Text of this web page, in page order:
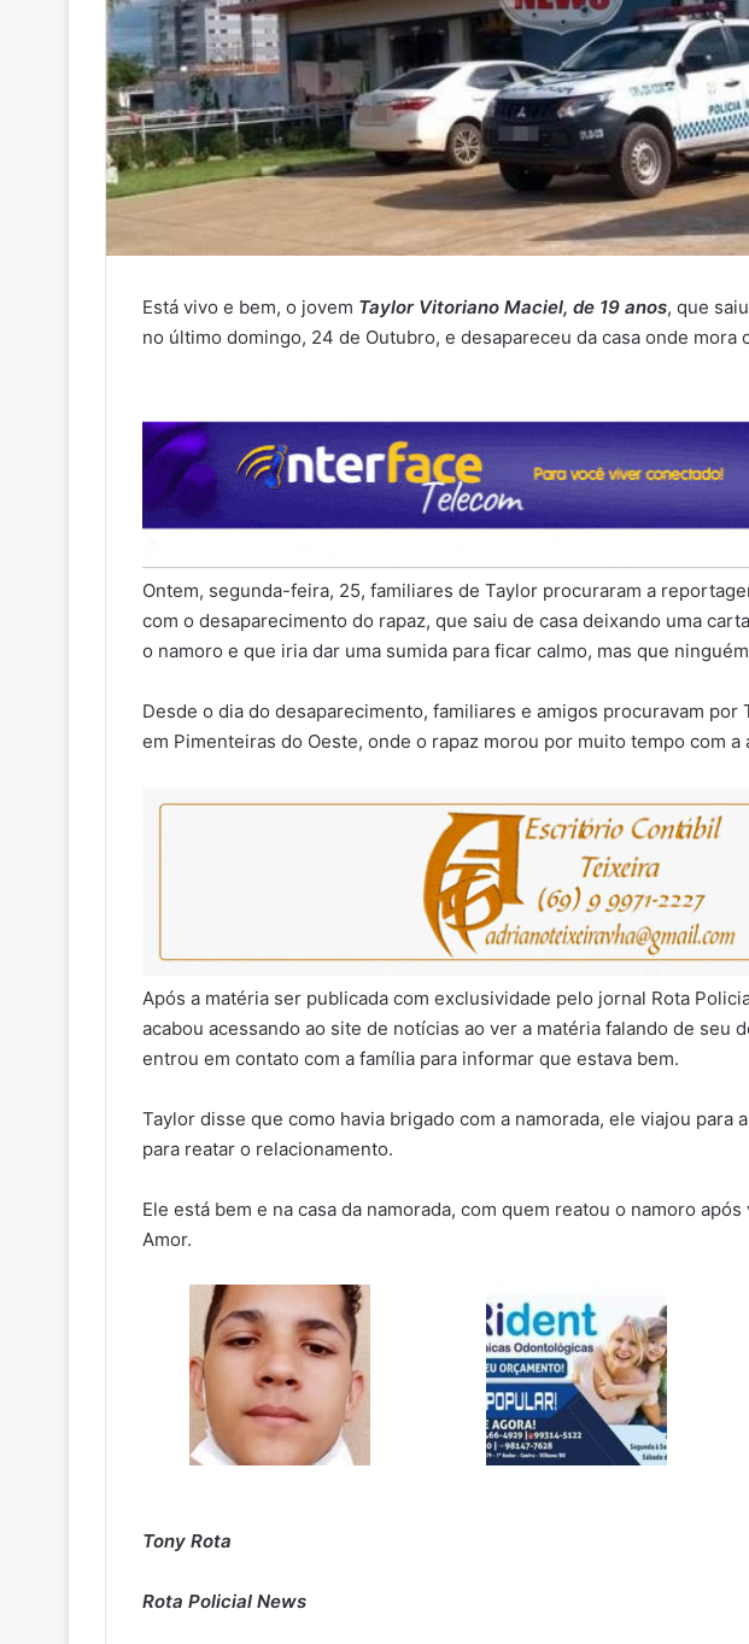
Está vivo e bem, o jovem Taylor Vitoriano Maciel, de 19 anos, que
no último domingo, 24 de Outubro, e desapareceu da casa onde mora
Ontem, segunda-feira, 25, familiares de Taylor procuraram a
com o desaparecimento do rapaz, que saiu de casa deixando uma
o namoro e que iria dar uma sumida para ficar calmo, mas que
Desde o dia do desaparecimento, familiares e amigos procuravam por
em Pimenteiras do Oeste, onde o rapaz morou por muito tempo com a
Após a matéria ser publicada com exclusividade pelo jornal Rota
acabou acessando ao site de notícias ao ver a matéria falando de seu
entrou em contato com a família para informar que estava bem.
Taylor disse que como havia brigado com a namorada, ele viajou para
para reatar o relacionamento.
Ele está bem e na casa da namorada, com quem reatou o namoro
Amor.
Tony Rota
Rota Policial News